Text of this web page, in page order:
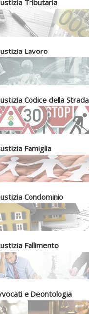
Tributaria
Lavoro
Codice della Strada
Famiglia
Condominio
Fallimento
e Deontologia